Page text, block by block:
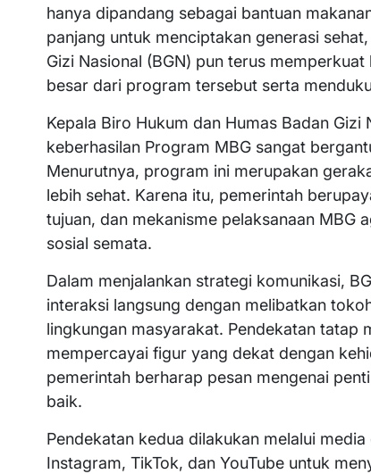
hanya dipandang sebagai bantuan
panjang untuk menciptakan generasi
Gizi Nasional (BGN) pun terus
besar dari program tersebut serta
Kepala Biro Hukum dan Humas Badan
keberhasilan Program MBG sangat
Menurutnya, program ini merupakan
lebih sehat. Karena itu, pemerintah
tujuan, dan mekanisme pelaksanaan MBG
sosial semata.
Dalam menjalankan strategi komunikasi,
interaksi langsung dengan melibatkan
lingkungan masyarakat. Pendekatan tatap
mempercayai figur yang dekat dengan
pemerintah berharap pesan mengenai
baik.
Pendekatan kedua dilakukan melalui
Instagram, TikTok, dan YouTube untuk